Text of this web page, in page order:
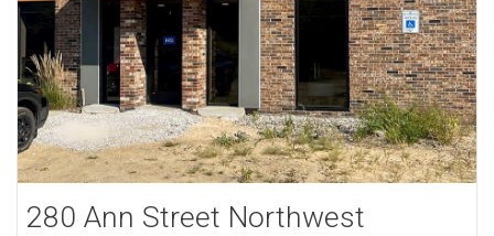
280 Ann Street Northwest